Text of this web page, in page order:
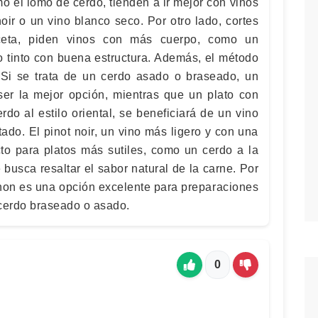
el lomo de cerdo, tienden a ir mejor con vinos
o un vino blanco seco. Por otro lado, cortes
piden vinos con más cuerpo, como un
con buena estructura. Además, el método
se trata de un cerdo asado o braseado, un
la mejor opción, mientras que un plato con
al estilo oriental, se beneficiará de un vino
El pinot noir, un vino más ligero y con una
para platos más sutiles, como un cerdo a la
resaltar el sabor natural de la carne. Por
es una opción excelente para preparaciones
braseado o asado.
0